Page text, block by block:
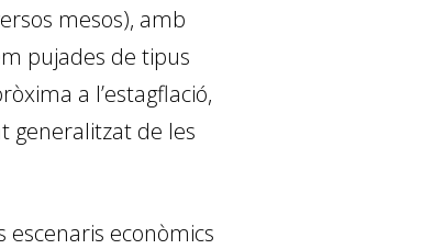
mesos), amb
pujades de tipus
a l’estagflació,
generalitzat de les
econòmics